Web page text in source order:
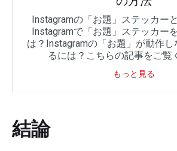
Instagramの「お題」ステッカー
Instagramで「お題」ステッカー
は？Instagramの「お題」が動作
るには？こちらの記事をご覧
もっと見る
結論